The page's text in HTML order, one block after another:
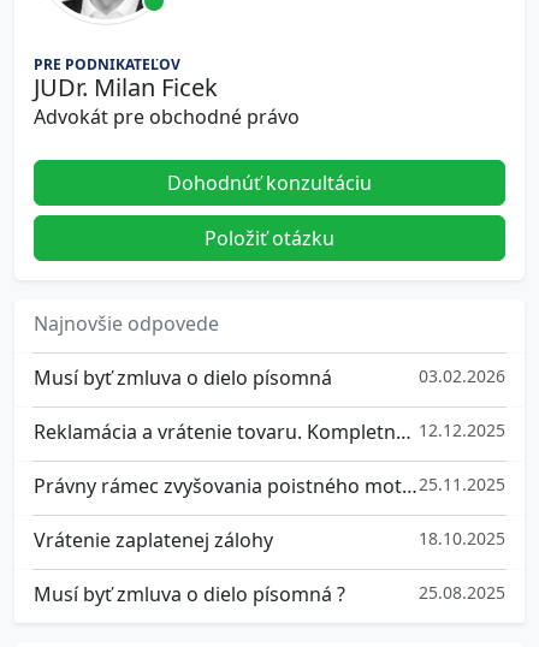
PRE PODNIKATEĽOV
JUDr. Milan Ficek
Advokát pre obchodné právo
Dohodnúť konzultáciu
Položiť otázku
Najnovšie odpovede
Musí byť zmluva o dielo písomná 03.02.2026
Reklamácia a vrátenie tovaru. Kompletný prehľad práv 12.12.2025
Právny rámec zvyšovania poistného motorových vozidiel na Slovensku25.11.2025
Vrátenie zaplatenej zálohy 18.10.2025
Musí byť zmluva o dielo písomná ? 25.08.2025